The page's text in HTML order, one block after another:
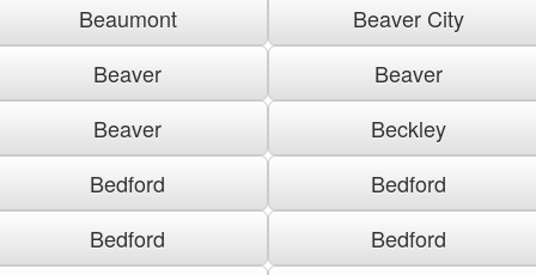
Beaumont
Beaver City
Beaver
Beaver
Beaver
Beckley
Bedford
Bedford
Bedford
Bedford